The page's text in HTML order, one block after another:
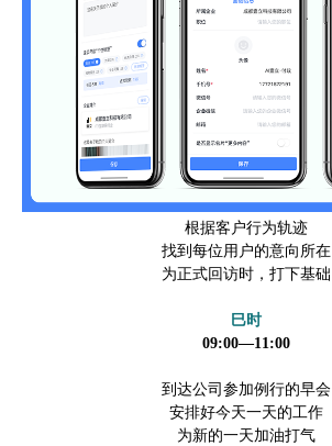
根据客户行为轨迹
找到每位用户的意向所在
为正式回访时，打下基础
巳时
09:00—11:00
到达公司参加例行的早会
安排好今天一天的工作
为新的一天加油打气